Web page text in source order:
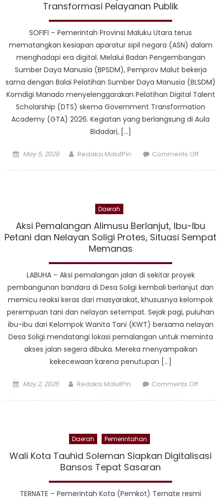
Transformasi Pelayanan Publik
SOFIFI – Pemerintah Provinsi Maluku Utara terus
mematangkan kesiapan aparatur sipil negara (ASN) dalam
menghadapi era digital. Melalui Badan Pengembangan
Sumber Daya Manusia (BPSDM), Pemprov Malut bekerja
sama dengan Balai Pelatihan Sumber Daya Manusia (BLSDM)
Komdigi Manado menyelenggarakan Pelatihan Digital Talent
Scholarship (DTS) skema Government Transformation
Academy (GTA) 2026. Kegiatan yang berlangsung di Aula
Bidadari, […]
Posted
May 5, 2026 Author
Redaksi MalutPin Comments Offon
Daerah
Aksi Pemalangan Alimusu Berlanjut, Ibu-Ibu
Petani dan Nelayan Soligi Protes, Situasi Sempat
Memanas
LABUHA – Aksi pemalangan jalan di sekitar proyek
pembangunan bandara di Desa Soligi kembali berlanjut dan
memicu reaksi keras dari masyarakat, khususnya kelompok
perempuan tani dan nelayan setempat. Sejak pagi, puluhan
ibu-ibu dari Kelompok Wanita Tani (KWT) bersama nelayan
Desa Soligi mendatangi lokasi pemalangan untuk meminta
akses jalan segera dibuka. Mereka menyampaikan
kekecewaan karena penutupan […]
Posted
May 2, 2026 Author
Redaksi MalutPin Comments Offon
Soligi
Daerah Pemerintahan
Wali Kota Tauhid Soleman Siapkan Digitalisasi
Bansos Tepat Sasaran
TERNATE – Pemerintah Kota (Pemkot) Ternate resmi